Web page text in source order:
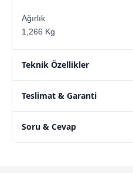
Ağırlık
1,266 Kg
Teknik Özellikler
Teslimat & Garanti
Soru & Cevap